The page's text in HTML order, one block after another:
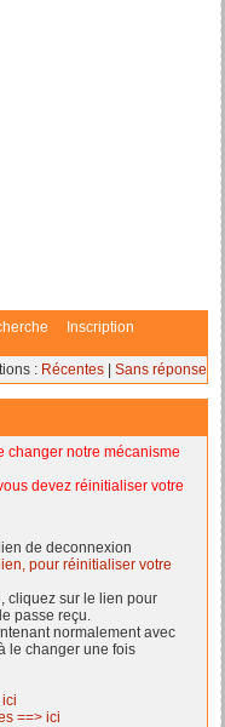
Inscription
: Récentes Sans réponse
changer notre mécanisme
devez réinitialiser votre
de deconnexion
pour réinitialiser votre
cliquez sur le lien pour
passe reçu.
normalement avec
le changer une fois
==> ici